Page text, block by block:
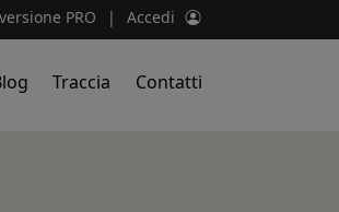
PRO | Accedi
Traccia Contatti